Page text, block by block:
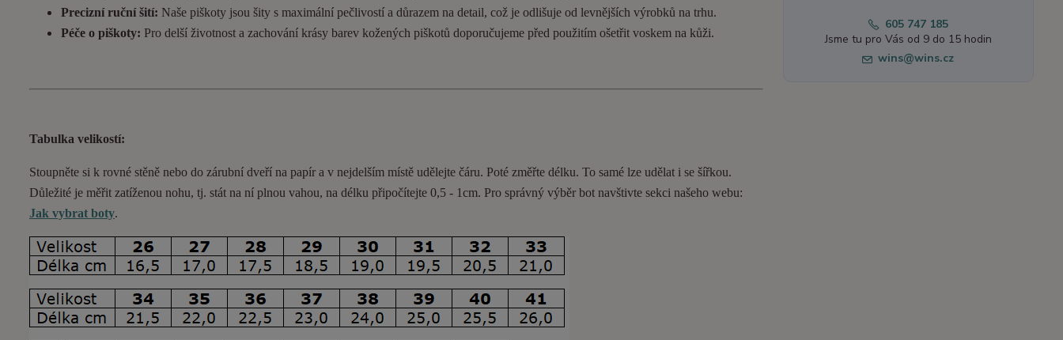
Precizní ruční šití: Naše piškoty jsou šity s maximální pečlivostí a důrazem na detail, což je odlišuje od levnějších výrobků na trhu.
Péče o piškoty: Pro delší životnost a zachování krásy barev kožených piškotů doporučujeme před použitím ošetřit voskem na kůži.
Tabulka velikostí:
Stoupněte si k rovné stěně nebo do zárubní dveří na papír a v nejdelším místě udělejte čáru. Poté změřte délku. To samé lze udělat i se šířkou.
Důležité je měřit zatíženou nohu, tj. stát na ní plnou vahou, na délku připočítejte 0,5 - 1cm. Pro správný výběr bot navštivte sekci našeho webu:
Jak vybrat boty.
605 747 185
Jsme tu pro Vás od 9 do 15 hodin
wins@wins.cz